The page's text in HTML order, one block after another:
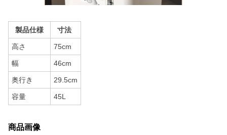
製品仕様 寸法
高さ 75cm
幅 46cm
奥行き 29.5cm
容量 45L
商品画像